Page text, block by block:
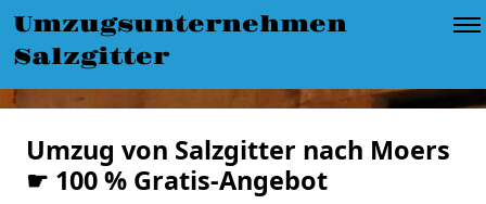
Umzugsunternehmen
Salzgitter
Umzug von Salzgitter nach Moers
☛ 100 % Gratis-Angebot